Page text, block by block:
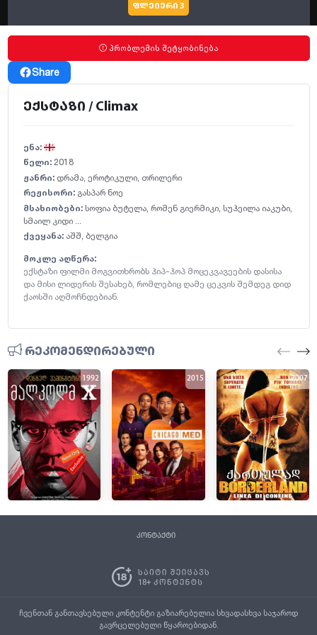
ფლეიერი 3
პრობლემის შეტყობინება
Share
ექსტაზი / Climax
ენა:
წელი: 2018
ჟანრი: დრამა, ეროტიკული, თრილერი
რეჟისორი: გასპარ ნოე
მსახიობები: სოფია ბუტელა, რომენ გიერმიკი, სუჰეილა იაკუბი,
სმაილ კიდი ...
ქვეყანა: აშშ, ბელგია
მოკლე აღწერა:
ექსტაზი ფილმი მოგვითხრობს ჰიპ-ჰოპ მოცეკვავეების დასისა
და მისი ლიდერის შესახებ, რომლებიც ღამე ცეკვის შემდეგ დიდ
ქაოსში აღმოჩნდებიან.
რეკომენდირებული
1992 2015 2007
კონტაქტი
ჩვენთან განთავსებული კონტენტი გაზიარებულია სხვადასხვა საჯაროდ
გავრცელებული წყაროებიდან.